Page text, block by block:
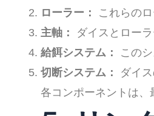
ローラー：
これらの
主軸：
ダイスとロー
給餌システム：
この
切断システム：
ダイ
各コンポーネントは